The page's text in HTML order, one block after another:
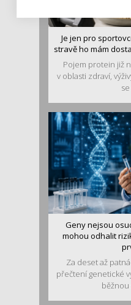
Je jen pro
stravě ho mám
Pojem protein již
v oblasti zdraví,
Geny nejsou
mohou odhalit
Za deset až
přečtení genetické
běžnou